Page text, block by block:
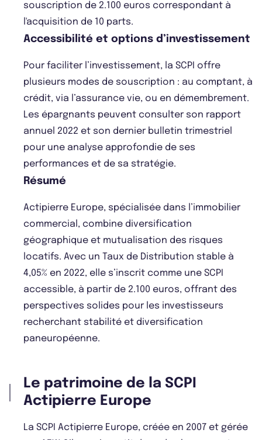
souscription de 2.100 euros correspondant à
l'acquisition de 10 parts.
Accessibilité et options d’investissement
Pour faciliter l’investissement, la SCPI offre
plusieurs modes de souscription : au comptant, à
crédit, via l’assurance vie, ou en démembrement.
Les épargnants peuvent consulter son rapport
annuel 2022 et son dernier bulletin trimestriel
pour une analyse approfondie de ses
performances et de sa stratégie.
Résumé
Actipierre Europe, spécialisée dans l’immobilier
commercial, combine diversification
géographique et mutualisation des risques
locatifs. Avec un Taux de Distribution stable à
4,05% en 2022, elle s’inscrit comme une SCPI
accessible, à partir de 2.100 euros, offrant des
perspectives solides pour les investisseurs
recherchant stabilité et diversification
paneuropéenne.
Le patrimoine de la SCPI
Actipierre Europe
La SCPI Actipierre Europe, créée en 2007 et gérée